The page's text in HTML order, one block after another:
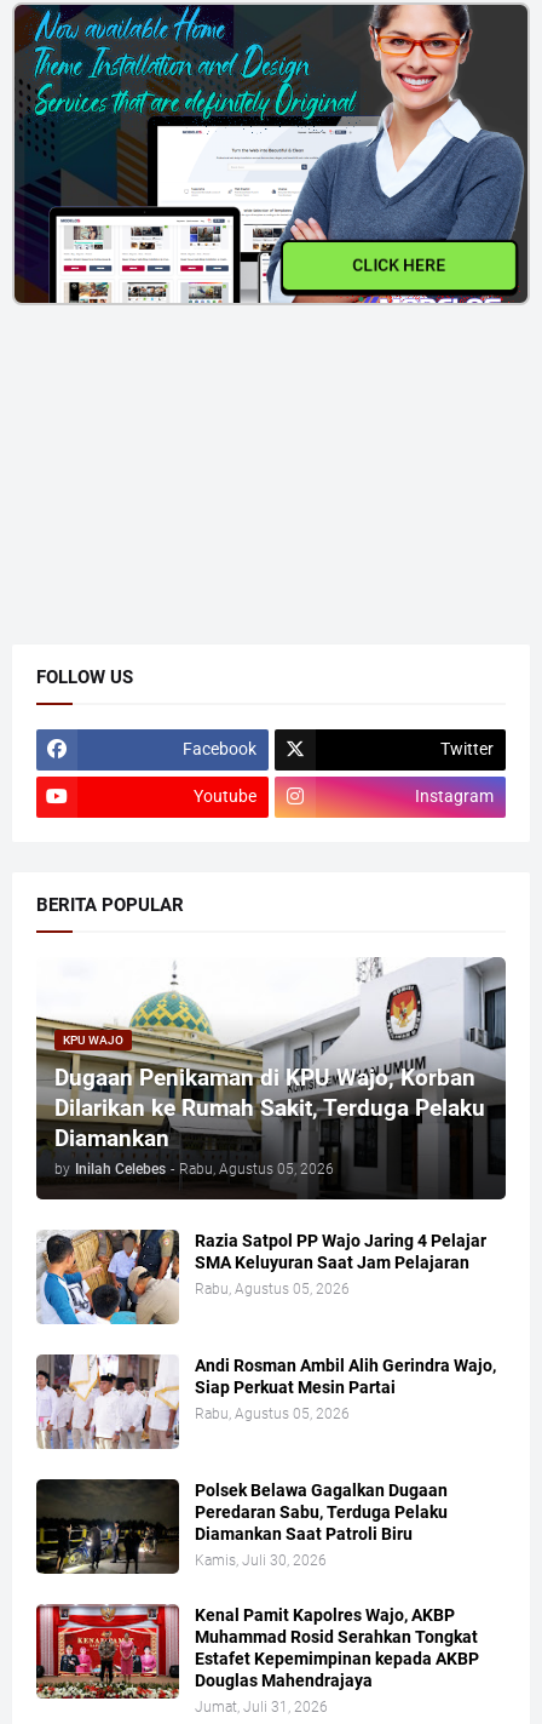
CLICK HERE
FOLLOW US
Facebook Twitter
Youtube Instagram
BERITA POPULAR
KPU WAJO
Dugaan Penikaman di KPU Wajo, Korban
Dilarikan ke Rumah Sakit, Terduga Pelaku
Diamankan
by Inilah Celebes - Rabu, Agustus 05, 2026
Razia Satpol PP Wajo Jaring 4 Pelajar
SMA Keluyuran Saat Jam Pelajaran
Rabu, Agustus 05, 2026
Andi Rosman Ambil Alih Gerindra Wajo,
Siap Perkuat Mesin Partai
Rabu, Agustus 05, 2026
Polsek Belawa Gagalkan Dugaan
Peredaran Sabu, Terduga Pelaku
Diamankan Saat Patroli Biru
Kamis, Juli 30, 2026
Kenal Pamit Kapolres Wajo, AKBP
Muhammad Rosid Serahkan Tongkat
Estafet Kepemimpinan kepada AKBP
Douglas Mahendrajaya
Jumat, Juli 31, 2026